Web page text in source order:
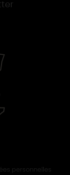
personnelles